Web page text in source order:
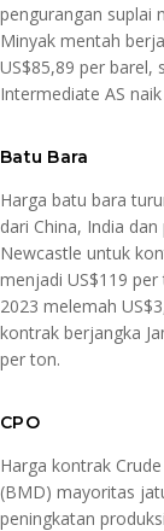
pengurangan suplai
Minyak mentah
US$85,89 per barel,
Intermediate AS
Batu Bara
Harga batu bara
dari China, India
Newcastle untuk
menjadi US$119
2023 melemah
kontrak berjangka
per ton.
CPO
Harga kontrak
(BMD) mayoritas
peningkatan